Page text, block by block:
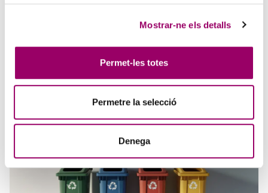
Mostrar-ne els detalls
Permet-les totes
Permetre la selecció
Denega
FACILITY MANAGEMENT: LA GESTIÓ DELS
Tecnoaula en col·laboració amb el Col·legi de l’Arquitectura
Tècnica de Barcelona (CATEB), organitza aquest curs que es durà a